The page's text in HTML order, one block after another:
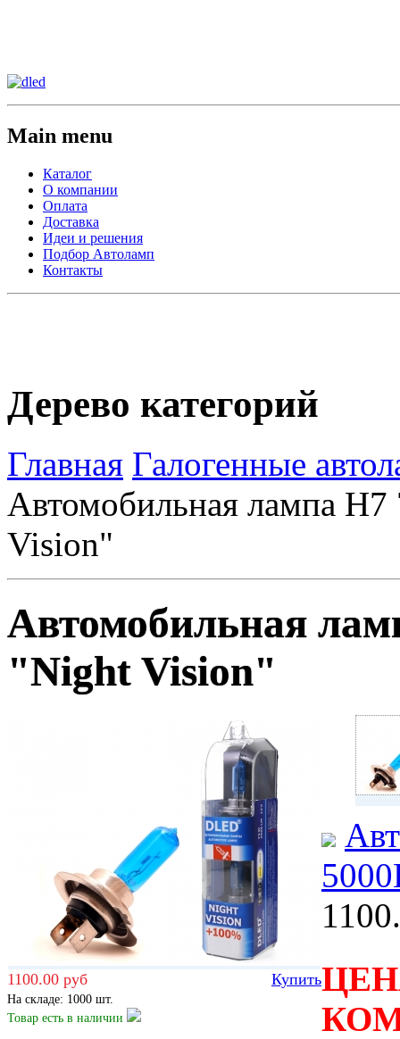
Main menu
Каталог
О компании
Оплата
Доставка
Идеи и решения
Подбор Автоламп
Контакты
Дерево категорий
Главная Галогенные
Автомобильная лампа
Vision"
Автомобильная
"Night Vision"
1100.00 руб Купить
На складе: 1000 шт.
Товар есть в наличии